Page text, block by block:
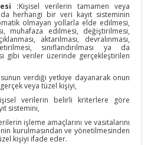
:Kişisel verilerin tamamen veya
herhangi bir veri kayıt sisteminin
olmayan yollarla elde edilmesi,
muhafaza edilmesi, değiştirilmesi,
aktarılması, devralınması,
sınıflandırılması ya da
gibi veriler üzerinde gerçekleştirilen
verdiği yetkiye dayanarak onun
veya tüzel kişiyi,
verilerin belirli kriterlere göre
sistemini,
işleme amaçlarını ve vasıtalarını
kurulmasından ve yönetilmesinden
kişiyi ifade eder.